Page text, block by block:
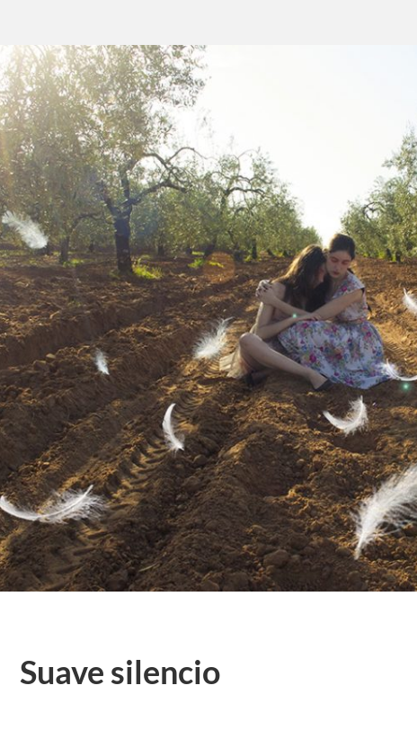
Suave silencio